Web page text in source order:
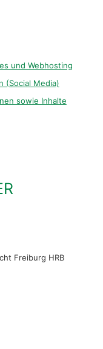
und Webhosting
(Social Media)
sowie Inhalte
Freiburg HRB